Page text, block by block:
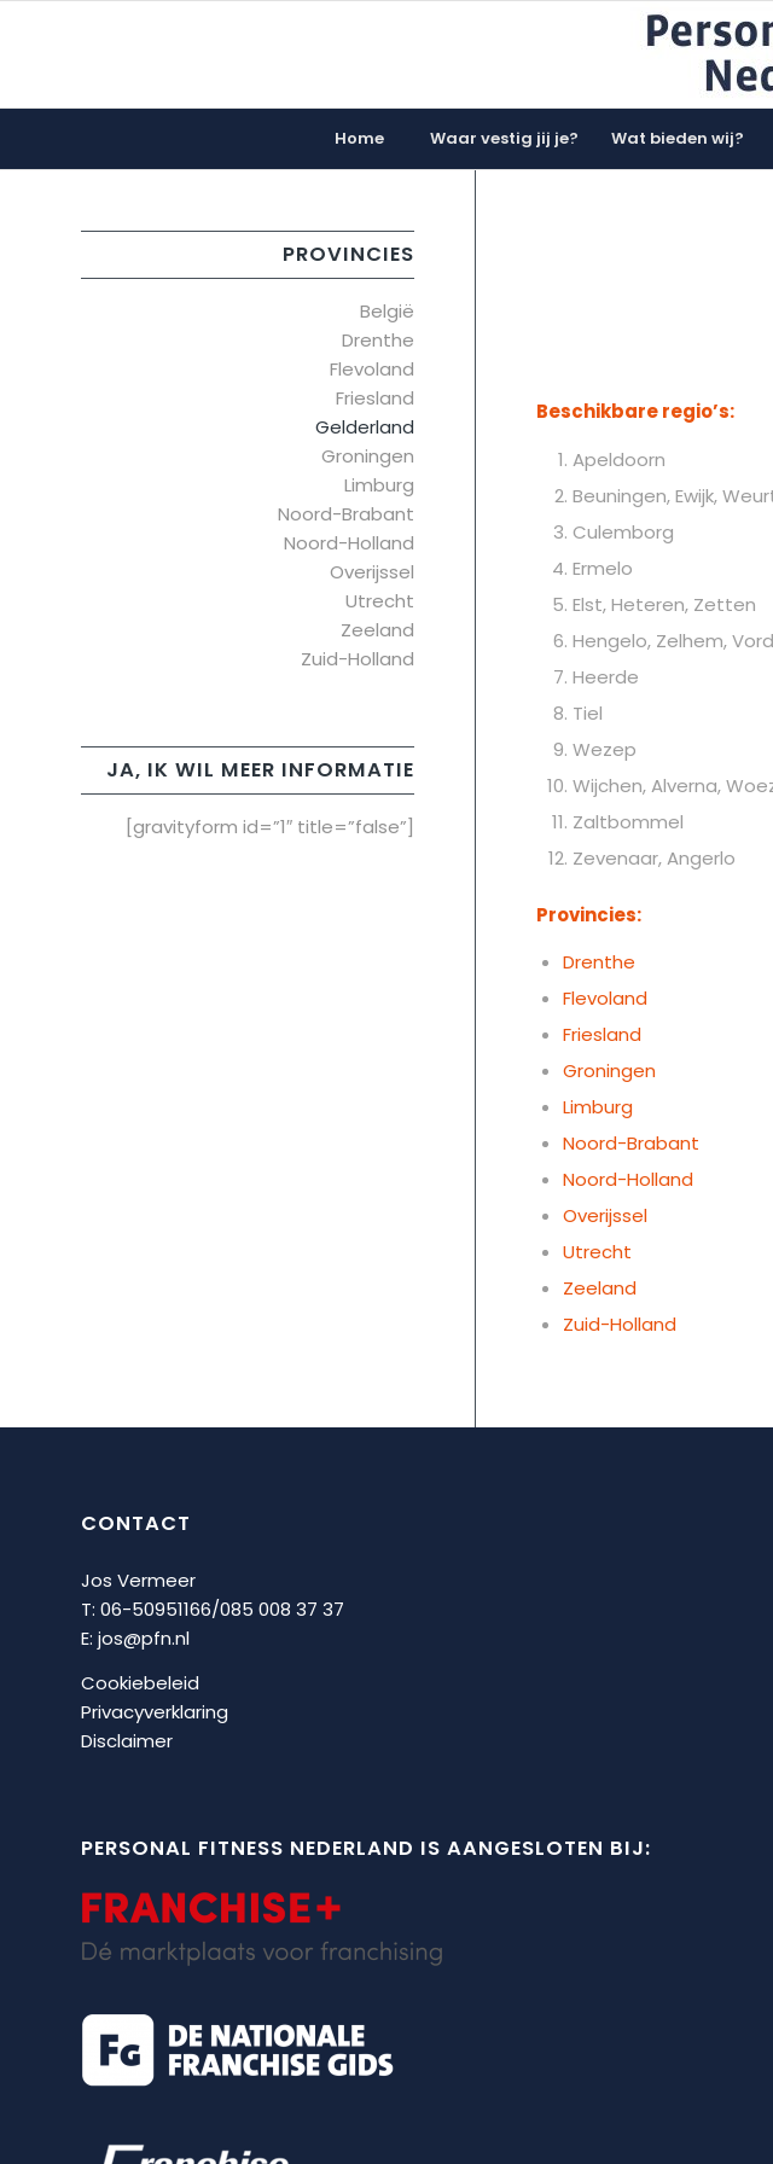
Home Waar vestig jij je? Wat bieden wij?
Beschikbare regio’s:
Apeldoorn
Beuningen, Ewijk,
Culemborg
Ermelo
Elst, Heteren, Zetten
Hengelo, Zelhem,
Heerde
Tiel
Wezep
Wijchen, Alverna,
Zaltbommel
Zevenaar, Angerlo
Provincies:
Drenthe
Flevoland
Friesland
Groningen
Limburg
Noord-Brabant
Noord-Holland
Overijssel
Utrecht
Zeeland
Zuid-Holland
PROVINCIES
België
Drenthe
Flevoland
Friesland
Gelderland
Groningen
Limburg
Noord-Brabant
Noord-Holland
Overijssel
Utrecht
Zeeland
Zuid-Holland
JA, IK WIL MEER INFORMATIE
[gravityform id=”1″ title=”false”]
CONTACT
Jos Vermeer
T: 06-50951166/085 008 37 37
E: jos@pfn.nl
Cookiebeleid
Privacyverklaring
Disclaimer
PERSONAL FITNESS NEDERLAND IS AANGESLOTEN BIJ: